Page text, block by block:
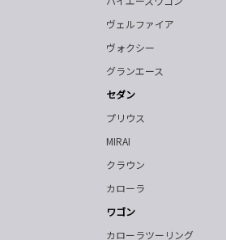
ヴェルファイア
ヴォクシー
グランエース
セダン
プリウス
MIRAI
クラウン
カローラ
ワゴン
カローラツーリング